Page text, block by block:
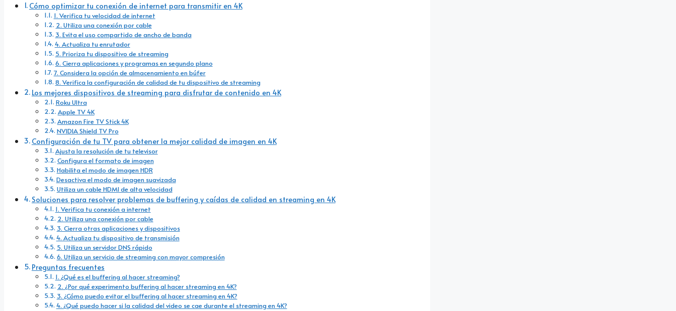
Cómo optimizar tu conexión de internet para transmitir en 4K
1. Verifica tu velocidad de internet
2. Utiliza una conexión por cable
3. Evita el uso compartido de ancho de banda
4. Actualiza tu enrutador
5. Prioriza tu dispositivo de streaming
6. Cierra aplicaciones y programas en segundo plano
7. Considera la opción de almacenamiento en búfer
8. Verifica la configuración de calidad de tu dispositivo de streaming
Los mejores dispositivos de streaming para disfrutar de contenido en 4K
Roku Ultra
Apple TV 4K
Amazon Fire TV Stick 4K
NVIDIA Shield TV Pro
Configuración de tu TV para obtener la mejor calidad de imagen en 4K
Ajusta la resolución de tu televisor
Configura el formato de imagen
Habilita el modo de imagen HDR
Desactiva el modo de imagen suavizada
Utiliza un cable HDMI de alta velocidad
Soluciones para resolver problemas de buffering y caídas de calidad en streaming en 4K
1. Verifica tu conexión a internet
2. Utiliza una conexión por cable
3. Cierra otras aplicaciones y dispositivos
4. Actualiza tu dispositivo de transmisión
5. Utiliza un servidor DNS rápido
6. Utiliza un servicio de streaming con mayor compresión
Preguntas frecuentes
1. ¿Qué es el buffering al hacer streaming?
2. ¿Por qué experimento buffering al hacer streaming en 4K?
3. ¿Cómo puedo evitar el buffering al hacer streaming en 4K?
4. ¿Qué puedo hacer si la calidad del video se cae durante el streaming en 4K?